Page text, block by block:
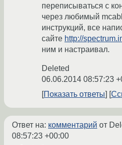
переписываться с
через любимый
инструкций, все
сайте http://
ним и настраивал.
Deleted
06.06.2014 08:57:23
Показать ответы
Ответ на: комментарий от
08:57:23 +00:00